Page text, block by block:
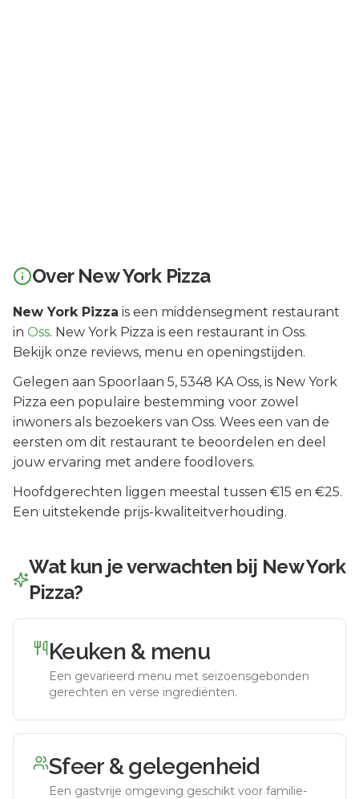
Over New York Pizza
New York Pizza is een middensegment restaurant
in Oss. New York Pizza is een restaurant in Oss.
Bekijk onze reviews, menu en openingstijden.
Gelegen aan Spoorlaan 5, 5348 KA Oss, is New York
Pizza een populaire bestemming voor zowel
inwoners als bezoekers van Oss. Wees een van de
eersten om dit restaurant te beoordelen en deel
jouw ervaring met andere foodlovers.
Hoofdgerechten liggen meestal tussen €15 en €25.
Een uitstekende prijs-kwaliteitverhouding.
Wat kun je verwachten bij New York
Pizza?
Keuken & menu
Een gevarieerd menu met seizoensgebonden
gerechten en verse ingrediënten.
Sfeer & gelegenheid
Een gastvrije omgeving geschikt voor familie-